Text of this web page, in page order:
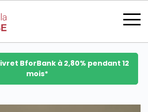
se connecter
BforBank à 2,80% pendant 12
mois*